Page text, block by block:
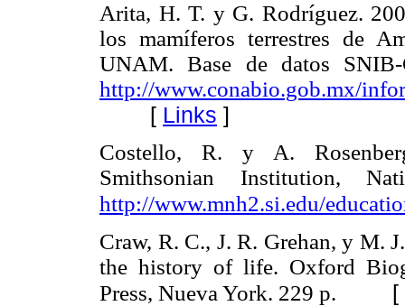
Arita, H. T. y G. Rodríguez.
los mamíferos terrestres de
UNAM. Base de datos
http://www.conabio.gob.mx/
[ Links ]
Costello, R. y A.
Smithsonian Institution,
http://www.mnh2.si.edu/
Craw, R. C., J. R. Grehan, y M.
the history of life. Oxford
Press, Nueva York. 229 p.
[